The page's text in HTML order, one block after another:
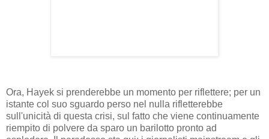
Ora, Hayek si prenderebbe un momento per riflettere; per un
istante col suo sguardo perso nel nulla rifletterebbe
sull'unicità di questa crisi, sul fatto che viene continuamente
riempito di polvere da sparo un barilotto pronto ad